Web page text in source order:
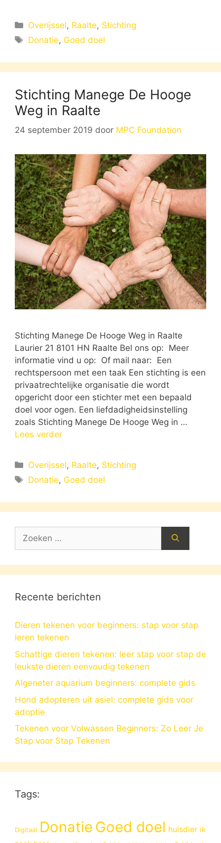
Categorieën
Overijssel, Raalte, Stichting
Tags
Donatie, Goed doel
Stichting Manege De Hooge
Weg in Raalte
24 september 2019 door MPC Foundation
Stichting Manege De Hooge Weg in Raalte
Laurier 21 8101 HN Raalte Bel ons op: Meer
informatie vind u op: Of mail naar: Een
rechtspersoon met een taak Een stichting is een
privaatrechtelijke organisatie die wordt
opgericht door een stichter met een bepaald
doel voor ogen. Een liefdadigheidsinstelling
zoals Stichting Manege De Hooge Weg in …
Lees verder
Categorieën
Overijssel, Raalte, Stichting
Tags
Donatie, Goed doel
Zoek
Recente berichten
Dieren tekenen voor beginners: stap voor stap
leren tekenen
Schattige dieren tekenen: leer stap voor stap de
leukste dieren eenvoudig tekenen
Algeneter aquarium beginners: complete gids
Hond adopteren uit asiel: complete gids voor
adoptie
Tekenen voor Volwassen Beginners: Zo Leer Je
Stap voor Stap Tekenen
Tags:
Digitaal Donatie Goed doel huisdier ik